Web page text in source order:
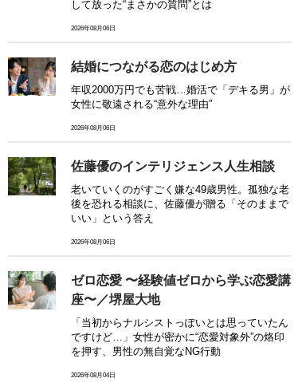
して放った“まさかの質問”とは
2026年08月06日
結婚につながる恋のはじめ方
年収2000万円でも苦戦…婚活で「デキる男」が
女性に敬遠される“意外な理由”
2026年08月06日
佐藤優のインテリジェンス人生相談
老いていくのがすごく嫌な49歳男性。孤独な老
後を恐れる相談に、佐藤優が贈る「そのままで
いい」という答え
2026年08月06日
ゼロ恋愛 〜経験値ゼロから学ぶ恋愛講
座〜／堺屋大地
「当初からナルシストっぽいとは思っていたん
ですけど…」女性が密かに“恋愛対象外”の烙印
を押す、男性の無自覚なNG行動
2026年08月04日